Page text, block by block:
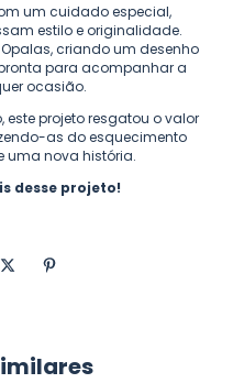
um cuidado especial,
estilo e originalidade.
criando um desenho
para acompanhar a
ocasião.
projeto resgatou o valor
as do esquecimento
uma nova história.
desse projeto!